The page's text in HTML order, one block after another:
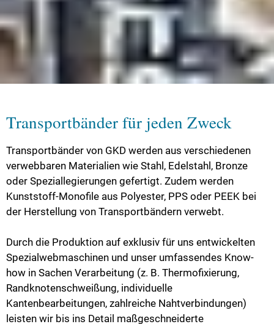
Transportbänder für jeden Zweck
Transportbänder von GKD werden aus verschiedenen
verwebbaren Materialien wie Stahl, Edelstahl, Bronze
oder Speziallegierungen gefertigt. Zudem werden
Kunststoff-Monofile aus Polyester, PPS oder PEEK bei
der Herstellung von Transportbändern verwebt.
Durch die Produktion auf exklusiv für uns entwickelten
Spezialwebmaschinen und unser umfassendes Know-
how in Sachen Verarbeitung (z. B. Thermofixierung,
Randknotenschweißung, individuelle
Kantenbearbeitungen, zahlreiche Nahtverbindungen)
leisten wir bis ins Detail maßgeschneiderte